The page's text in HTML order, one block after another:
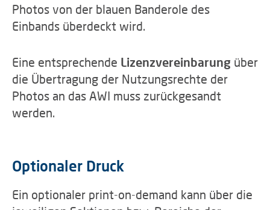
Photos von der blauen Banderole des
Einbands überdeckt wird.
Eine entsprechende Lizenzvereinbarung über
die Übertragung der Nutzungsrechte der
Photos an das AWI muss zurückgesandt
werden.
Optionaler Druck
Ein optionaler print-on-demand kann über die